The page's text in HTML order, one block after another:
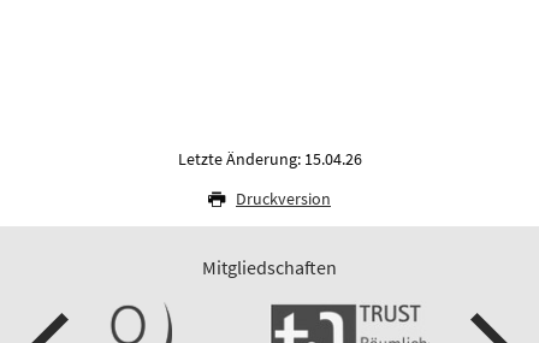
Letzte Änderung: 15.04.26
Druckversion
Mitgliedschaften